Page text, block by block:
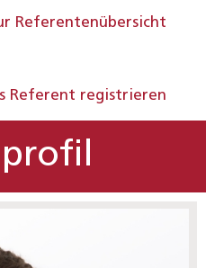
Referentenübersicht
Referent registrieren